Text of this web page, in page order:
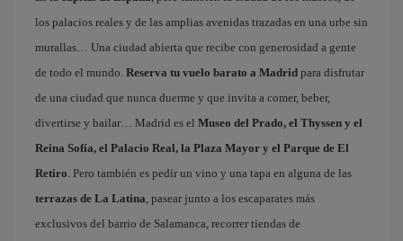
los palacios reales y de las amplias avenidas trazadas en una urbe sin
murallas… Una ciudad abierta que recibe con generosidad a gente
de todo el mundo. Reserva tu vuelo barato a Madrid para disfrutar
de una ciudad que nunca duerme y que invita a comer, beber,
divertirse y bailar… Madrid es el Museo del Prado, el Thyssen y el
Reina Sofía, el Palacio Real, la Plaza Mayor y el Parque de El
Retiro. Pero también es pedir un vino y una tapa en alguna de las
terrazas de La Latina, pasear junto a los escaparates más
exclusivos del barrio de Salamanca, recorrer tiendas de